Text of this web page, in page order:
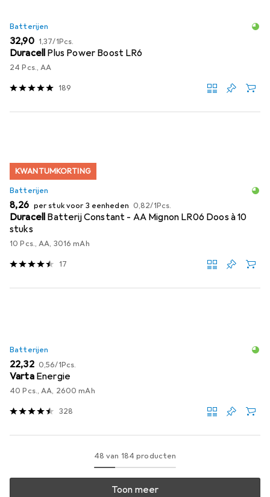
Batterijen
EUR
32,90 EUR
1,37/1Pcs.
Duracell Plus Power Boost LR6
24 Pcs., AA
189
KWANTUMKORTING
Batterijen
EUR
8,26 per stuk voor 3 eenheden EUR
0,82/1Pcs.
Duracell Batterij Constant - AA Mignon LR06 Doos à 10
stuks
10 Pcs., AA, 3016 mAh
17
Batterijen
EUR
22,32 EUR
0,56/1Pcs.
Varta Energie
40 Pcs., AA, 2600 mAh
328
48 van 184 producten
Toon meer